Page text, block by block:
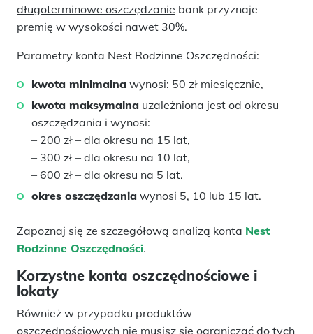
długoterminowe oszczędzanie bank przyznaje
premię w wysokości nawet 30%.
Parametry konta Nest Rodzinne Oszczędności:
kwota minimalna wynosi: 50 zł miesięcznie,
kwota maksymalna uzależniona jest od okresu
oszczędzania i wynosi:
– 200 zł – dla okresu na 15 lat,
– 300 zł – dla okresu na 10 lat,
– 600 zł – dla okresu na 5 lat.
okres oszczędzania wynosi 5, 10 lub 15 lat.
Zapoznaj się ze szczegółową analizą konta Nest
Rodzinne Oszczędności.
Korzystne konta oszczędnościowe i
lokaty
Również w przypadku produktów
oszczędnościowych nie musisz się ograniczać do tych